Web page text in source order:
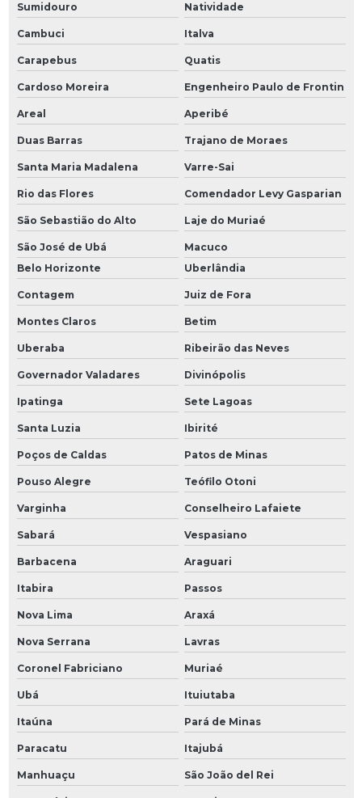
Sumidouro Natividade
Cambuci Italva
Carapebus Quatis
Cardoso Moreira Engenheiro Paulo de Frontin
Areal Aperibé
Duas Barras Trajano de Moraes
Santa Maria Madalena Varre-Sai
Rio das Flores Comendador Levy Gasparian
São Sebastião do Alto Laje do Muriaé
São José de Ubá
Macuco
Belo Horizonte
Uberlândia
Contagem Juiz de Fora
Montes Claros Betim
Uberaba Ribeirão das Neves
Governador Valadares Divinópolis
Ipatinga Sete Lagoas
Santa Luzia Ibirité
Poços de Caldas Patos de Minas
Pouso Alegre Teófilo Otoni
Varginha Conselheiro Lafaiete
Sabará Vespasiano
Barbacena Araguari
Itabira Passos
Nova Lima Araxá
Nova Serrana Lavras
Coronel Fabriciano Muriaé
Ubá Ituiutaba
Itaúna Pará de Minas
Paracatu Itajubá
Manhuaçu São João del Rei